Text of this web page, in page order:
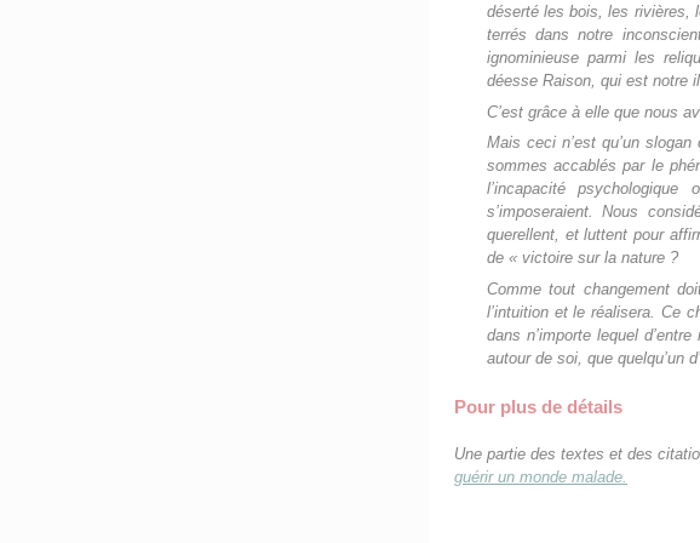
déserté les bois, les rivières,
terrés dans notre
ignominieuse parmi les
déesse Raison, qui est notre
C’est grâce à elle que nous
Mais ceci n’est qu’un
sommes accablés par le
l’incapacité
s’imposeraient. Nous
querellent, et luttent pour
de « victoire sur la nature ?
Comme tout changement
l’intuition et le réalisera. Ce
dans n’importe lequel
autour de soi, que quelqu’un
Pour plus de détails
Une partie des textes et des
guérir un monde malade.